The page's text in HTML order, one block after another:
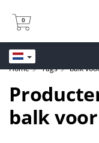
0
0
Home Tags balk
balk